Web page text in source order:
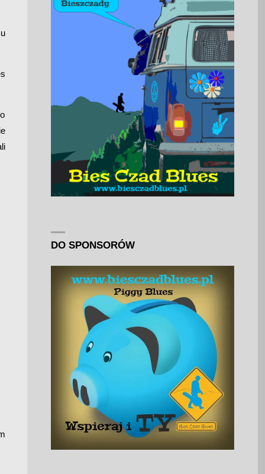
DO SPONSORÓW